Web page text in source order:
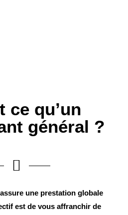
ce qu’un
général ?
une prestation globale
est de vous affranchir de